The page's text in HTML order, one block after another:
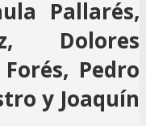
Pallarés,
Dolores
Pedro
y Joaquín